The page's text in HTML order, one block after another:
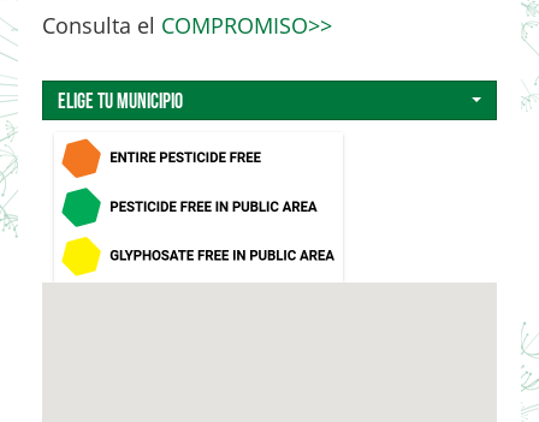
Consulta el COMPROMISO>>
Elige tu municipio